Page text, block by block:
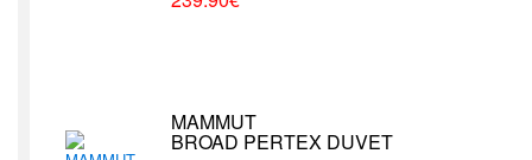
MAMMUT
BROAD PERTEX DUVET